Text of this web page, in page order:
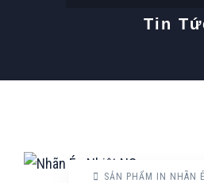
Tin
SẢN PHẨM IN NHÃN